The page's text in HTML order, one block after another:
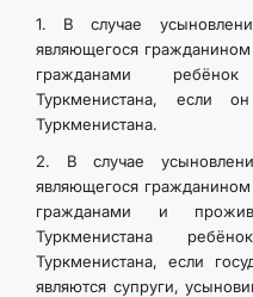
1. В случае
являющегося
гражданами
Туркменистана, если
Туркменистана.
2. В случае
являющегося
гражданами и
Туркменистана
Туркменистана, если
являются супруги,